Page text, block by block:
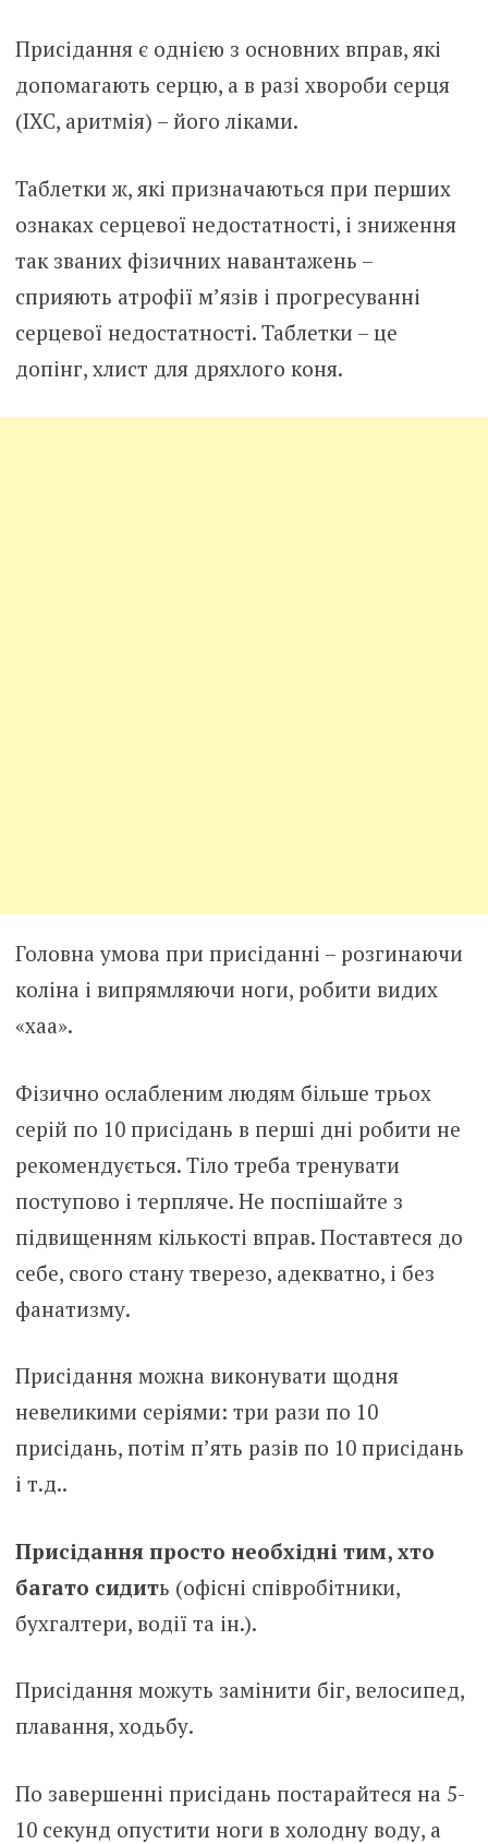
Присідання є однією з основних вправ, які
допомагають серцю, а в разі хвороби серця
(ІХС, аритмія) – його ліками.
Таблетки ж, які призначаються при перших
ознаках серцевої недостатності, і зниження
так званих фізичних навантажень –
сприяють атрофії м’язів і прогресуванні
серцевої недостатності. Таблетки – це
допінг, хлист для дряхлого коня.
Головна умова при присіданні – розгинаючи
коліна і випрямляючи ноги, робити видих
«хаа».
Фізично ослабленим людям більше трьох
серій по 10 присідань в перші дні робити не
рекомендується. Тіло треба тренувати
поступово і терпляче. Не поспішайте з
підвищенням кількості вправ. Поставтеся до
себе, свого стану тверезо, адекватно, і без
фанатизму.
Присідання можна виконувати щодня
невеликими серіями: три рази по 10
присідань, потім п’ять разів по 10 присідань
і т.д..
Присідання просто необхідні тим, хто
багато сидить (офісні співробітники,
бухгалтери, водії та ін.).
Присідання можуть замінити біг, велосипед,
плавання, ходьбу.
По завершенні присідань постарайтеся на 5-
10 секунд опустити ноги в холодну воду, а